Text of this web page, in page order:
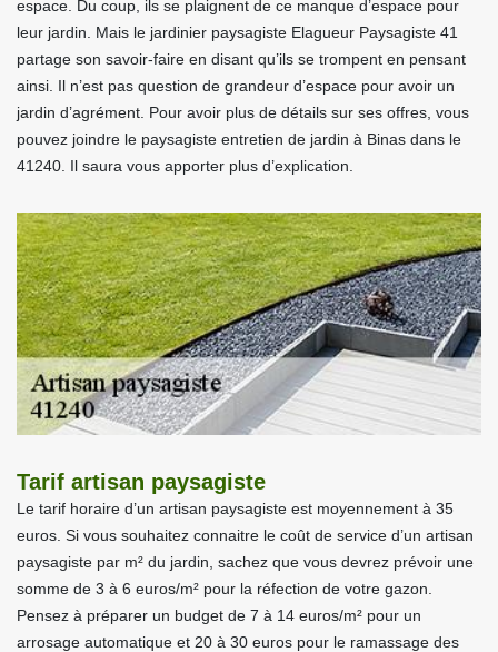
espace. Du coup, ils se plaignent de ce manque d’espace pour
leur jardin. Mais le jardinier paysagiste Elagueur Paysagiste 41
partage son savoir-faire en disant qu’ils se trompent en pensant
ainsi. Il n’est pas question de grandeur d’espace pour avoir un
jardin d’agrément. Pour avoir plus de détails sur ses offres, vous
pouvez joindre le paysagiste entretien de jardin à Binas dans le
41240. Il saura vous apporter plus d’explication.
Tarif artisan paysagiste
Le tarif horaire d’un artisan paysagiste est moyennement à 35
euros. Si vous souhaitez connaitre le coût de service d’un artisan
paysagiste par m² du jardin, sachez que vous devrez prévoir une
somme de 3 à 6 euros/m² pour la réfection de votre gazon.
Pensez à préparer un budget de 7 à 14 euros/m² pour un
arrosage automatique et 20 à 30 euros pour le ramassage des